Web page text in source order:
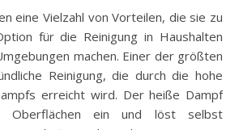
eine Vielzahl von Vorteilen, die sie zu
für die Reinigung in Haushalten
machen. Einer der größten
Reinigung, die durch die hohe
erreicht wird. Der heiße Dampf
Oberflächen ein und löst selbst